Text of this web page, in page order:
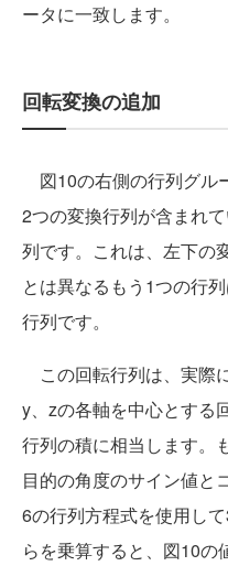
ータに一致します。
回転変換の追加
図10の右側の行列グル
2つの変換行列が含まれ
列です。これは、左下の
とは異なるもう1つの行
行列です。
この回転行列は、実際
y、zの各軸を中心とする
行列の積に相当します。
目的の角度のサイン値と
6の行列方程式を使用し
らを乗算すると、図10の